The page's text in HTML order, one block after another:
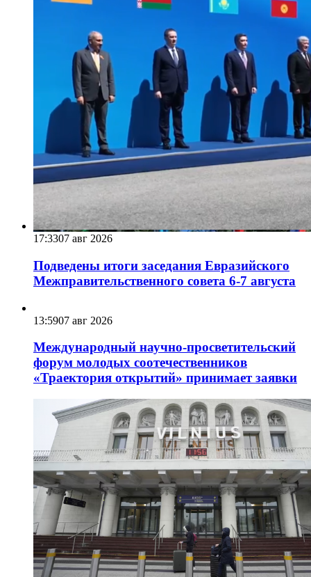
17:3307 авг 2026
Подведены итоги заседания Евразийского
Межправительственного совета 6-7 августа
13:5907 авг 2026
Международный научно-просветительский
форум молодых соотечественников
«Траектория открытий» принимает заявки